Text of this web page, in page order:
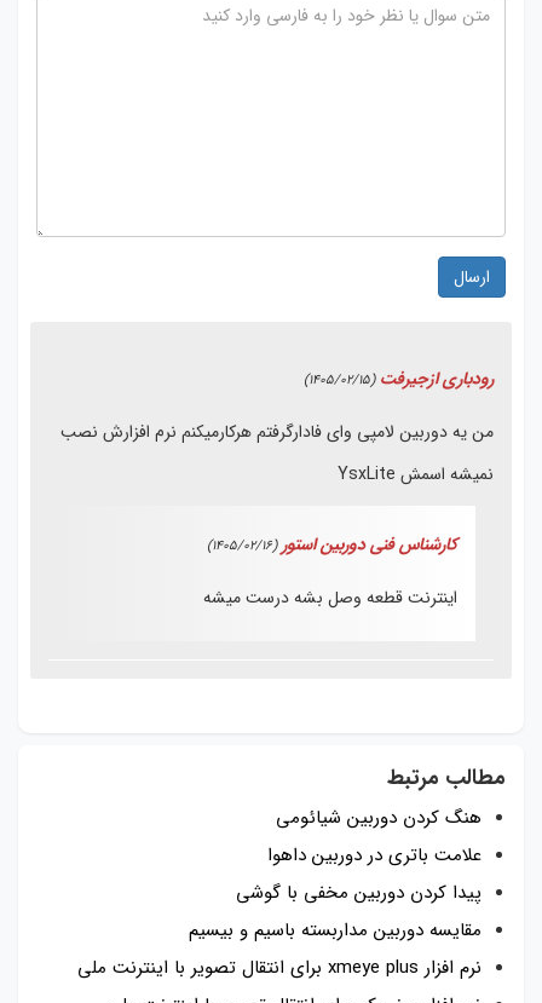
ارسال
رودباری ازجیرفت (1405/02/15)
من یه دوربین لامپی وای فادارگرفتم هرکارمیکنم نرم افزارش نصب
نمیشه اسمش YsxLite
کارشناس فنی دوربین استور (1405/02/16)
اینترنت قطعه وصل بشه درست میشه
مطالب مرتبط
هنگ کردن دوربین شیائومی
علامت باتری در دوربین داهوا
پیدا کردن دوربین مخفی با گوشی
مقایسه دوربین مداربسته باسیم و بیسیم
نرم افزار xmeye plus برای انتقال تصویر با اینترنت ملی